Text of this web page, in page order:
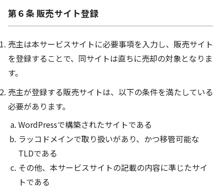
第６条 販売サイト登録
売主は本サービスサイトに必要事項を入力し、販売サイト
を登録することで、同サイトは直ちに売却の対象となりま
す。
売主が登録する販売サイトは、以下の条件を満たしている
必要があります。
WordPressで構築されたサイトである
ラッコドメインで取り扱いがあり、かつ移管可能な
TLDである
その他、本サービスサイトの記載の内容に準じたサイ
トである